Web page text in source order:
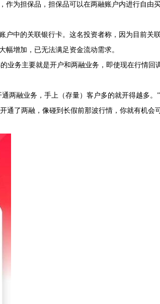
作为担保品，担保品可以在两融账户内进行自由
户中的关联银行卡。这名投资者称，因为目前关
增加，已无法满足资金流动需求。
业务主要就是开户和两融业务，即使现在行情回
两融业务，手上（存量）客户多的就开得越多。”
通了两融，像碰到长假前那波行情，你就有机会